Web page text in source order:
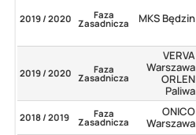
2019 / 2020 Faza
Zasadnicza MKS Będzin
2019 / 2020 Faza
Zasadnicza
VERVA
Warszawa
ORLEN
Paliwa
2018 / 2019 Faza
Zasadnicza
ONICO
Warszawa